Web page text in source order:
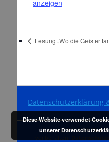
anzeigen
Lesung „Wo die Geister
Datenschutzerklärung
Copyright © 2026Club
Diese Website verwendet
unserer